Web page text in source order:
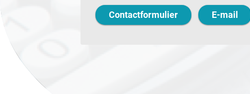
Contactformulier E-mail